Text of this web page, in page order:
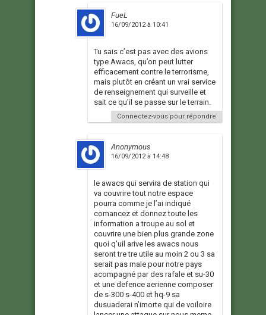
FueL
16/09/2012 à 10:41
Tu sais c’est pas avec des avions
type Awacs, qu’on peut lutter
efficacement contre le terrorisme,
mais plutôt en créant un vrai service
de renseignement qui surveille et
sait ce qu’il se passe sur le terrain.
Connectez-vous pour répondre
Anonymous
16/09/2012 à 14:48
le awacs qui servira de station qui
va couvrire tout notre espace
pourra comme je l’ai indiqué
comancez et donnez toute les
information a troupe au sol et
couvrire une bien plus grande zone
quoi q’uil arive les awacs nous
seront tre tre utile au moin 2 ou 3 sa
serait pas male pour notre pays
acompagné par des rafale et su-30
et une defence aerienne composer
de s-300 s-400 et hq-9 sa
dusuaderai n’imorte qui de voiloire